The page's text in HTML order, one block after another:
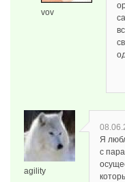
vov
agility
Я
с